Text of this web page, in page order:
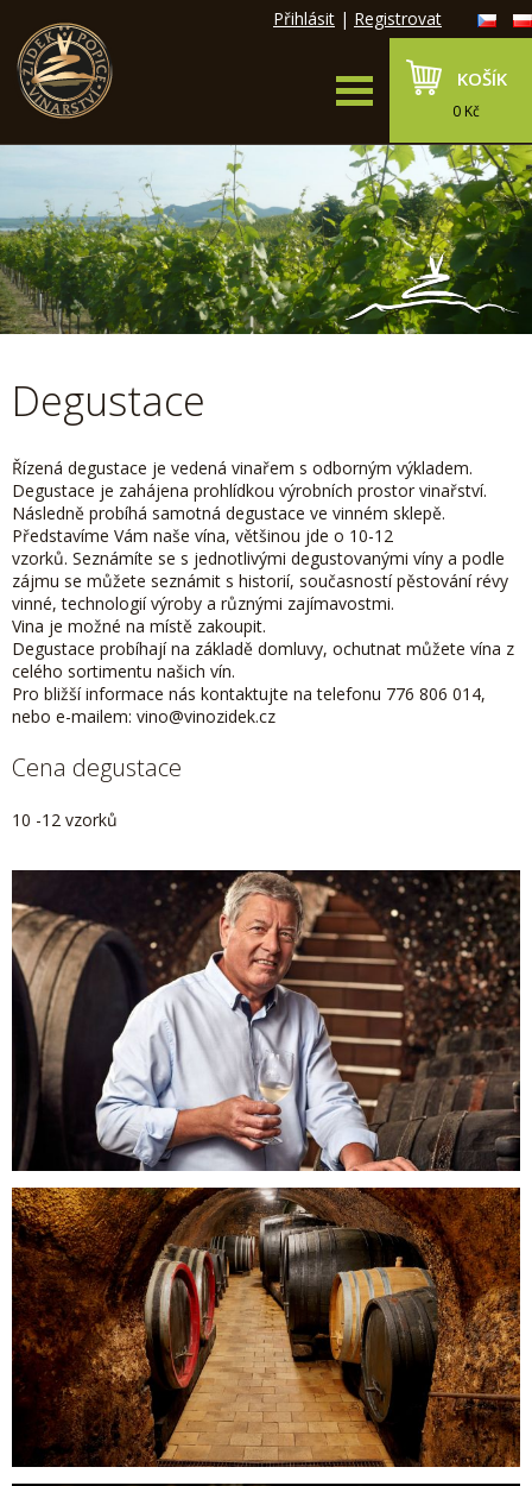
Přihlásit | Registrovat
KOŠÍK
0 Kč
Degustace
Řízená degustace je vedená vinařem s odborným výkladem.
Degustace je zahájena prohlídkou výrobních prostor vinařství.
Následně probíhá samotná degustace ve vinném sklepě.
Představíme Vám naše vína, většinou jde o 10-12
vzorků. Seznámíte se s jednotlivými degustovanými víny a podle
zájmu se můžete seznámit s historií, současností pěstování révy
vinné, technologií výroby a různými zajímavostmi.
Vina je možné na místě zakoupit.
Degustace probíhají na základě domluvy, ochutnat můžete vína z
celého sortimentu našich vín.
Pro bližší informace nás kontaktujte na telefonu 776 806 014,
nebo e-mailem: vino@vinozidek.cz
Cena degustace
10 -12 vzorků